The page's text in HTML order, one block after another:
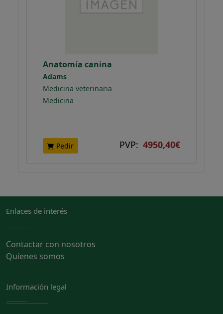
Anatomía canina
Adams
Medicina veterinaria
Medicina
Pedir PVP: 4950,40€
Enlaces de interés
Contactar con nosotros
Quienes somos
Información legal